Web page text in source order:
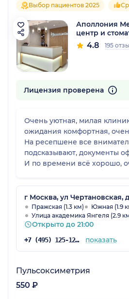
Выбор пациентов 2025
Аполлония
центр и
4.8 195
Лицензия проверена
Очень уютная, милая
ожидания комфортная,
На ресепшене все
подсказывают, документы
И по времени всё хорошо,
г Москва, ул Чертановская,
Пражская (1.3 км)
Южная (1.9
Улица академика Янгеля (2.9
Открыто до 21:00
+7 (495) 125-12-92 показать
Пульсоксиметрия
550 ₽